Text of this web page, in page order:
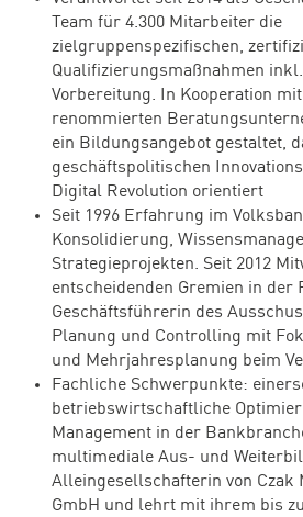
Team für 4.300 Mitarbeiter die
zielgruppenspezifischen,
Qualifizierungsmaßnahmen inkl.
Vorbereitung. In Kooperation
renommierten
ein Bildungsangebot gestaltet,
geschäftspolitischen
Digital Revolution orientiert
Seit 1996 Erfahrung im
Konsolidierung,
Strategieprojekten. Seit 2012
entscheidenden Gremien in der
Geschäftsführerin des
Planung und Controlling mit
und Mehrjahresplanung beim
Fachliche Schwerpunkte:
betriebswirtschaftliche
Management in der
multimediale Aus- und
Alleingesellschafterin von Czak
GmbH und lehrt mit ihrem bis